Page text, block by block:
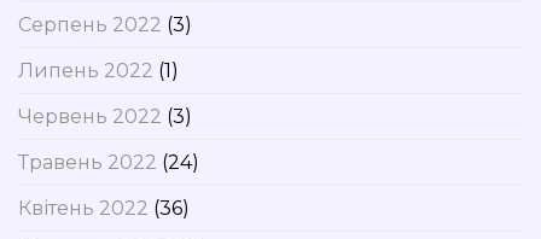
Серпень 2022 (3)
Липень 2022 (1)
Червень 2022 (3)
Травень 2022 (24)
Квітень 2022 (36)